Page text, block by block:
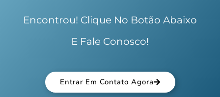
Encontrou! Clique No Botão Abaixo
E Fale Conosco!
Entrar Em Contato Agora